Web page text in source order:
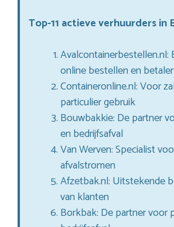
Top-11 actieve verhuurders in
Avalcontainerbestellen.nl:
online bestellen en
Containeronline.nl: Voor
particulier gebruik
Bouwbakkie: De partner
en bedrijfsafval
Van Werven: Specialist
afvalstromen
Afzetbak.nl: Uitstekende
van klanten
Borkbak: De partner voor